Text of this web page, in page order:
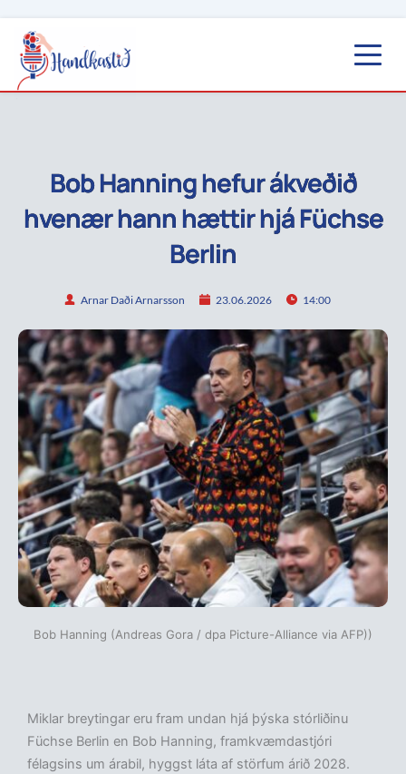
Bob Hanning hefur ákveðið
hvenær hann hættir hjá Füchse
Berlin
Arnar Daði Arnarsson 23.06.2026 14:00
Bob Hanning (Andreas Gora / dpa Picture-Alliance via AFP))
Miklar breytingar eru fram undan hjá þýska stórliðinu
Füchse Berlin en Bob Hanning, framkvæmdastjóri
félagsins um árabil, hyggst láta af störfum árið 2028.